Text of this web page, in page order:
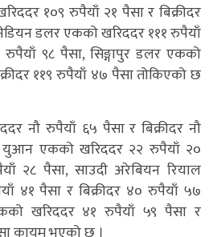
१०९ रुपैयाँ २१ पैसा र बिक्रीदर
डलर एकको खरिददर १११ रुपैयाँ
रुपैयाँ ९८ पैसा, सिङ्गापुर डलर एकको
११९ रुपैयाँ ४७ पैसा तोकिएको छ
नौ रुपैयाँ ६५ पैसा र बिक्रीदर नौ
युआन एकको खरिददर २२ रुपैयाँ २०
२८ पैसा, साउदी अरेबियन रियाल
४१ पैसा र बिक्रीदर ४० रुपैयाँ ५७
खरिददर ४१ रुपैयाँ ५९ पैसा र